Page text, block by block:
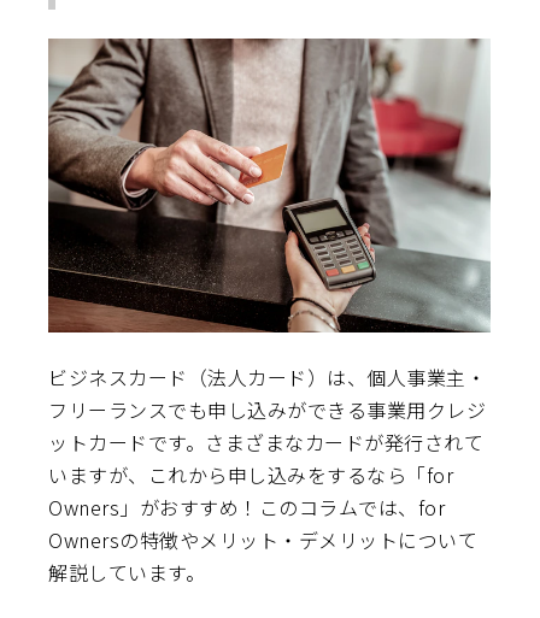
ビジネスカード（法人カード）は、個人事業主・
フリーランスでも申し込みができる事業用クレジ
ットカードです。さまざまなカードが発行されて
いますが、これから申し込みをするなら「for
Owners」がおすすめ！このコラムでは、for
Ownersの特徴やメリット・デメリットについて
解説しています。